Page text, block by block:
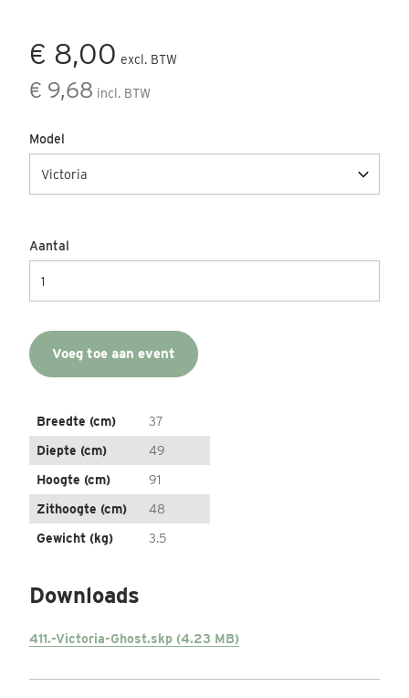
€ 8,00 excl. BTW
€ 9,68 incl. BTW
Model
Aantal
Voeg toe aan event
Breedte (cm)
37
Diepte (cm)
49
Hoogte (cm)
91
Zithoogte (cm)
48
Gewicht (kg)
3.5
Downloads
411.-Victoria-Ghost.skp (4.23 MB)